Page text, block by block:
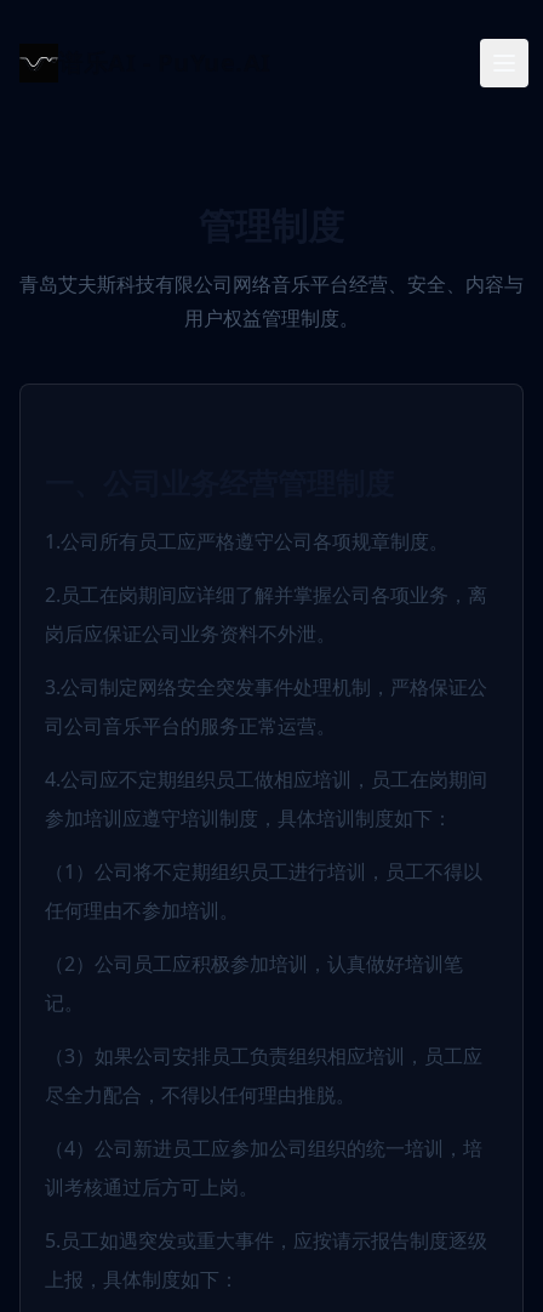
青岛艾夫斯科技有限公司网络音乐平台经营、安全、内容与
用户权益管理制度。
1.公司所有员工应严格遵守公司各项规章制度。
2.员工在岗期间应详细了解并掌握公司各项业务，离
岗后应保证公司业务资料不外泄。
3.公司制定网络安全突发事件处理机制，严格保证公
司公司音乐平台的服务正常运营。
4.公司应不定期组织员工做相应培训，员工在岗期间
参加培训应遵守培训制度，具体培训制度如下：
（1）公司将不定期组织员工进行培训，员工不得以
任何理由不参加培训。
（2）公司员工应积极参加培训，认真做好培训笔
记。
（3）如果公司安排员工负责组织相应培训，员工应
尽全力配合，不得以任何理由推脱。
（4）公司新进员工应参加公司组织的统一培训，培
训考核通过后方可上岗。
5.员工如遇突发或重大事件，应按请示报告制度逐级
上报，具体制度如下：